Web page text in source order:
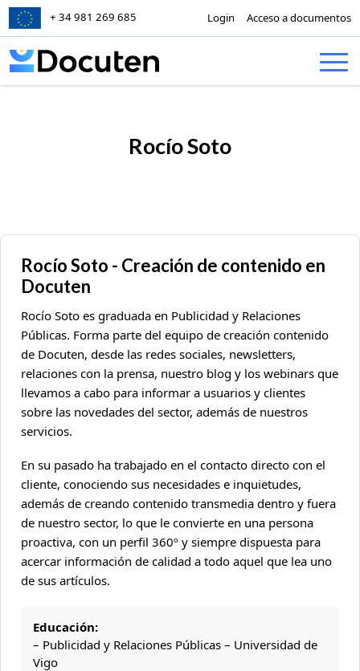
+ 34 981 269 685 Login Acceso a documentos
Skip to content
Rocío Soto
Rocío Soto - Creación de contenido en
Docuten
Rocío Soto es graduada en Publicidad y Relaciones
Públicas. Forma parte del equipo de creación contenido
de Docuten, desde las redes sociales, newsletters,
relaciones con la prensa, nuestro blog y los webinars que
llevamos a cabo para informar a usuarios y clientes
sobre las novedades del sector, además de nuestros
servicios.
En su pasado ha trabajado en el contacto directo con el
cliente, conociendo sus necesidades e inquietudes,
además de creando contenido transmedia dentro y fuera
de nuestro sector, lo que le convierte en una persona
proactiva, con un perfil 360º y siempre dispuesta para
acercar información de calidad a todo aquel que lea uno
de sus artículos.
Educación:
– Publicidad y Relaciones Públicas – Universidad de
Vigo